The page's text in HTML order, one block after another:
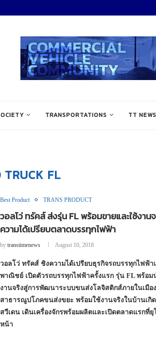
TRANSPORTATIONS TT NEWS
TRUCK FL
Best Product TRANS PRODUCT
วอลโว่ ทรัคส์ ส่งรุ่น FL พร้อมขายและใช้งาน
ความได้เปรียบตลาดบรรทุกไฟฟ้า
by transtimenews August 10, 2018
วอลโว่ ทรัคส์ ชิงความได้เปรียบธุรกิจรถบรรทุกไฟฟ้า
พาณิชย์ เปิดตัวรถบรรทุกไฟฟ้าครั้งแรก รุ่น FL พร้อม
งานจริงสู่การพัฒนาระบบขนส่งโลจิสติกส์ภายในเมือ
สาธารณูปโภคขนส่งขยะ พร้อมใช้งานจริงในบ้านเกิ
สวีเดน เดินเครื่องจักรพร้อมผลิตและเปิดตลาดแรกที่ยุ
หน้า